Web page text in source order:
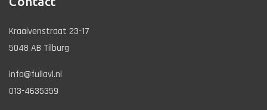
Kraaivenstraat 23-17
5048 AB Tilburg
info@fullavl.nl
013-4635359